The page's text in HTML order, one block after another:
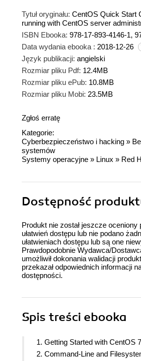
Tytuł oryginału: CentOS Quick Start
running with CentOS server
ISBN Ebooka: 978-17-893-4146-1,
Data wydania ebooka : 2018-12-26
Język publikacji: angielski
Rozmiar pliku Pdf: 12.4MB
Rozmiar pliku ePub: 10.8MB
Rozmiar pliku Mobi: 23.5MB
Zgłoś erratę
Kategorie:
Cyberbezpieczeństwo i hacking »
systemów
Systemy operacyjne » Linux » Red
Dostępność
Produkt nie został jeszcze oceniony
ułatwień dostępu lub nie podano
ułatwieniach dostępu lub są one
Prawdopodobnie Wydawca/
umożliwił dokonania walidacji
przekazał odpowiednich informacji
dostępności.
Spis treści ebooka
1. Getting Started with CentOS 7
2. Command-Line and